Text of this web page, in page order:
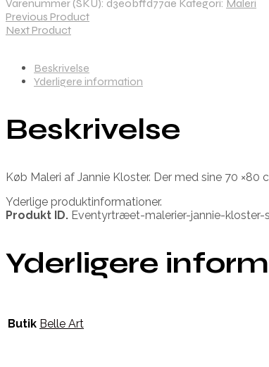
Varenummer (SKU): d3e0bffd77ae Kategori: Maleri
Previous Product
Next Product
Beskrivelse
Yderligere information
Beskrivelse
Køb Maleri af Jannie Kloster. Der med sine 70
Yderlige produktinformationer.
Produkt ID. Eventyrtræet-malerier-jannie-kloster-
Yderligere
Butik Belle Art